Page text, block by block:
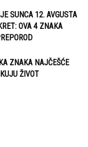
SUNCA 12. AVGUSTA
OVA 4 ZNAKA
ZNAKA NAJČEŠĆE
ŽIVOT